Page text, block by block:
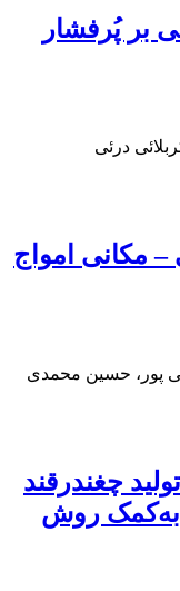
بر پُرفشار
درئی
– مکانی امواج
پور، حسین محمدی
چغندرقند
به‌کمک ‌روش